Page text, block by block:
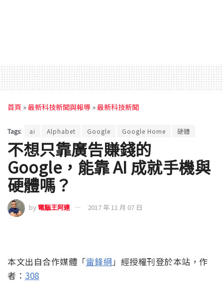
首頁 »最新科技新聞與報導 »最新科技新聞
Tags: ai Alphabet Google Google Home 硬體
不想只靠廣告賺錢的
Google，能靠 AI 成就手機與
硬體嗎？
by 電腦王阿達 2017 年 11 月 07 日
本文出自合作媒體「雷鋒網」經授權刊登於本站，作
者： 308